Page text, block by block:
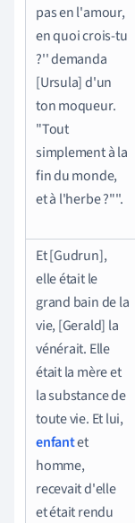
pas en l'amour,
en quoi crois-tu
?'' demanda
[Ursula] d'un
ton moqueur.
"Tout
simplement à la
fin du monde,
et à l'herbe ?"''.
Et [Gudrun],
elle était le
grand bain de la
vie, [Gerald] la
vénérait. Elle
était la mère et
la substance de
toute vie. Et lui,
enfantet
homme,
recevait d'elle
et était rendu